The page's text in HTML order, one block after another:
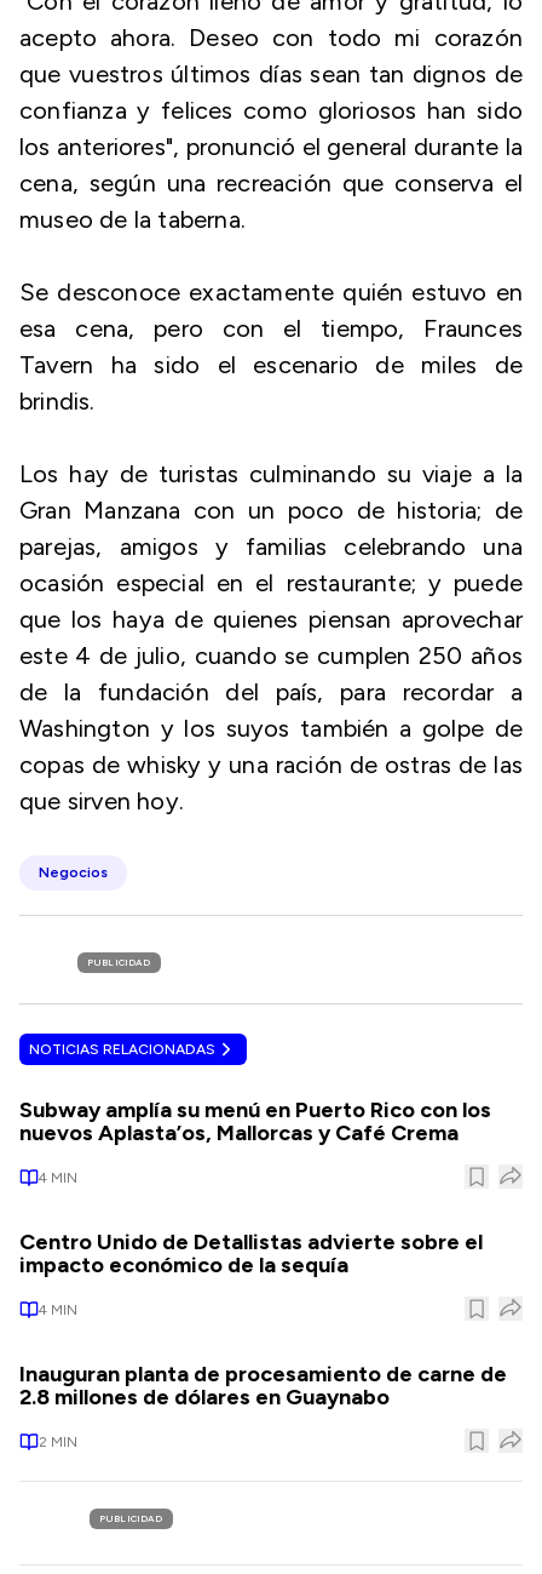
acepto ahora. Deseo con todo mi corazón
que vuestros últimos días sean tan dignos de
confianza y felices como gloriosos han sido
los anteriores", pronunció el general durante la
cena, según una recreación que conserva el
museo de la taberna.
Se desconoce exactamente quién estuvo en
esa cena, pero con el tiempo, Fraunces
Tavern ha sido el escenario de miles de
brindis.
Los hay de turistas culminando su viaje a la
Gran Manzana con un poco de historia; de
parejas, amigos y familias celebrando una
ocasión especial en el restaurante; y puede
que los haya de quienes piensan aprovechar
este 4 de julio, cuando se cumplen 250 años
de la fundación del país, para recordar a
Washington y los suyos también a golpe de
copas de whisky y una ración de ostras de las
que sirven hoy.
Negocios
PUBLICIDAD
NOTICIAS RELACIONADAS
Subway amplía su menú en Puerto Rico con los
nuevos Aplasta’os, Mallorcas y Café Crema
4 MIN
Centro Unido de Detallistas advierte sobre el
impacto económico de la sequía
4 MIN
Inauguran planta de procesamiento de carne de
2.8 millones de dólares en Guaynabo
2 MIN
PUBLICIDAD